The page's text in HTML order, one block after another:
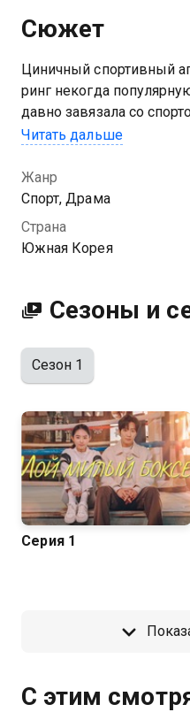
Сюжет
Циничный спортивный
ринг некогда
давно завязала со
боксер вы можете
хорошем HD качестве на
Читать дальше
Жанр
Спорт, Драма
Страна
Южная Корея
Сезоны и
Сезон 1
Серия 1
С этим